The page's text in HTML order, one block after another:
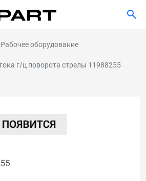
Рабочее оборудование
г/ц поворота стрелы 11988255